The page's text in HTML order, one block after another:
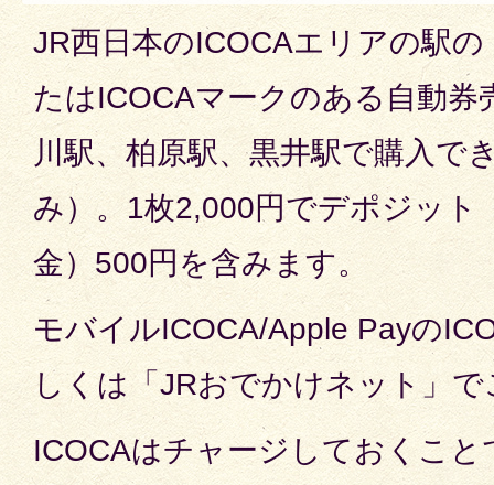
JR西日本のICOCAエリアの駅
たはICOCAマークのある自動券
川駅、柏原駅、黒井駅で購入で
み）。1枚2,000円でデポジット
金）500円を含みます。
モバイルICOCA/Apple Payの
しくは「JRおでかけネット」
ICOCAはチャージしておくこ